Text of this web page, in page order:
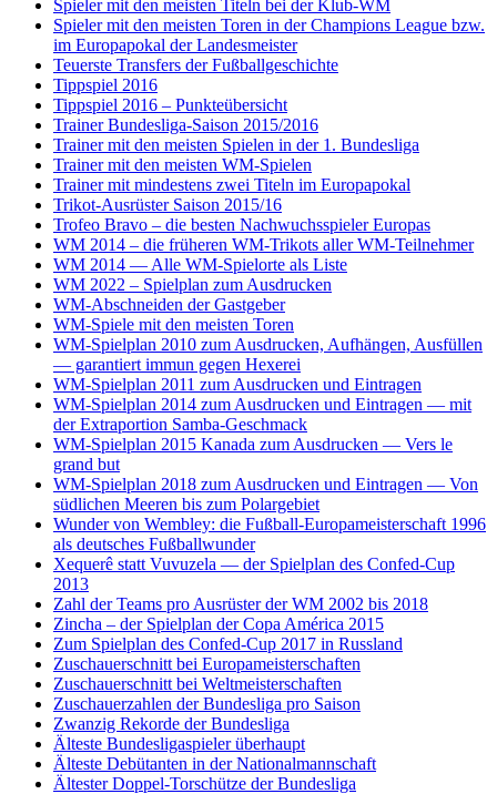
Spieler mit den meisten Titeln bei der Klub-WM
Spieler mit den meisten Toren in der Champions League bzw.
im Europapokal der Landesmeister
Teuerste Transfers der Fußballgeschichte
Tippspiel 2016
Tippspiel 2016 – Punkteübersicht
Trainer Bundesliga-Saison 2015/2016
Trainer mit den meisten Spielen in der 1. Bundesliga
Trainer mit den meisten WM-Spielen
Trainer mit mindestens zwei Titeln im Europapokal
Trikot-Ausrüster Saison 2015/16
Trofeo Bravo – die besten Nachwuchsspieler Europas
WM 2014 – die früheren WM-Trikots aller WM-Teilnehmer
WM 2014 — Alle WM-Spielorte als Liste
WM 2022 – Spielplan zum Ausdrucken
WM-Abschneiden der Gastgeber
WM-Spiele mit den meisten Toren
WM-Spielplan 2010 zum Ausdrucken, Aufhängen, Ausfüllen
— garantiert immun gegen Hexerei
WM-Spielplan 2011 zum Ausdrucken und Eintragen
WM-Spielplan 2014 zum Ausdrucken und Eintragen — mit
der Extraportion Samba-Geschmack
WM-Spielplan 2015 Kanada zum Ausdrucken — Vers le
grand but
WM-Spielplan 2018 zum Ausdrucken und Eintragen — Von
südlichen Meeren bis zum Polargebiet
Wunder von Wembley: die Fußball-Europameisterschaft 1996
als deutsches Fußballwunder
Xequerê statt Vuvuzela — der Spielplan des Confed-Cup
2013
Zahl der Teams pro Ausrüster der WM 2002 bis 2018
Zincha – der Spielplan der Copa América 2015
Zum Spielplan des Confed-Cup 2017 in Russland
Zuschauerschnitt bei Europameisterschaften
Zuschauerschnitt bei Weltmeisterschaften
Zuschauerzahlen der Bundesliga pro Saison
Zwanzig Rekorde der Bundesliga
Älteste Bundesligaspieler überhaupt
Älteste Debütanten in der Nationalmannschaft
Ältester Doppel-Torschütze der Bundesliga